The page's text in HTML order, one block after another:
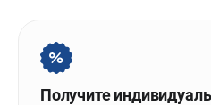
Бонусная программа
Как нас найти
Получите